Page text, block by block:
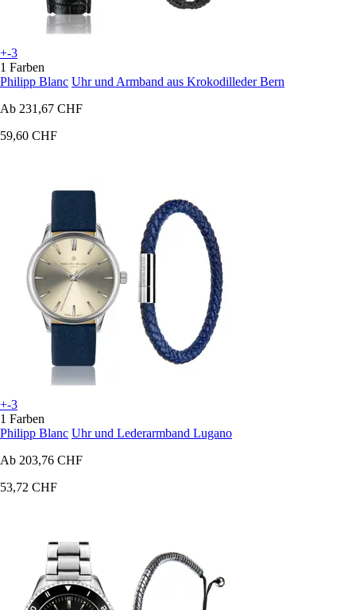
+-3
1 Farben
Philipp Blanc Uhr und Armband aus Krokodilleder Bern
Ab 231,67 CHF
59,60 CHF
+-3
1 Farben
Philipp Blanc Uhr und Lederarmband Lugano
Ab 203,76 CHF
53,72 CHF